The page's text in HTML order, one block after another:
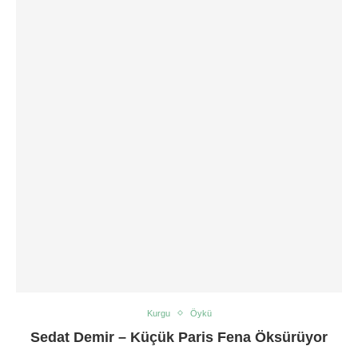
Kurgu Öykü
Sedat Demir – Küçük Paris Fena Öksürüyor